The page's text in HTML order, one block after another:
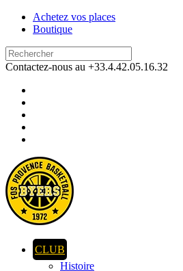
Achetez vos places
Boutique
Contactez-nous au +33.4.42.05.16.32
CLUB
Histoire